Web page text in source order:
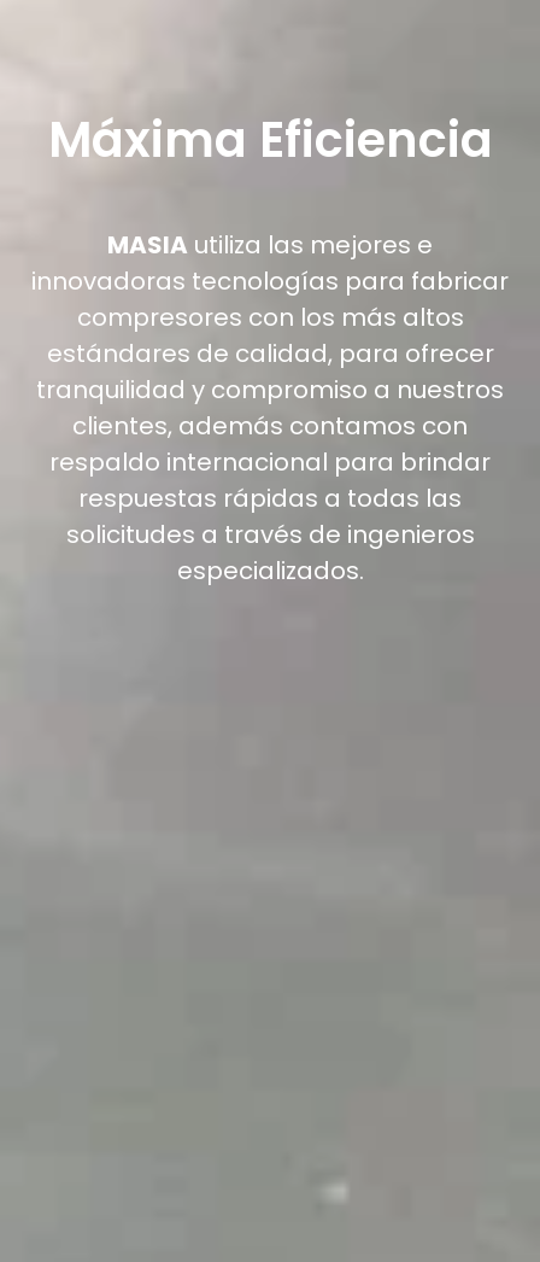
Máxima Eficiencia​
MASIA utiliza las mejores e
innovadoras tecnologías para fabricar
compresores con los más altos
estándares de calidad, para ofrecer
tranquilidad y compromiso a nuestros
clientes, además contamos con
respaldo internacional para brindar
respuestas rápidas a todas las
solicitudes a través de ingenieros
especializados.